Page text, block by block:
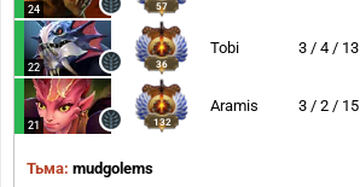
24 57
22 36
Tobi 3 / 4 / 13
21 132
Aramis 3 / 2 / 15
Тьма: mudgolems